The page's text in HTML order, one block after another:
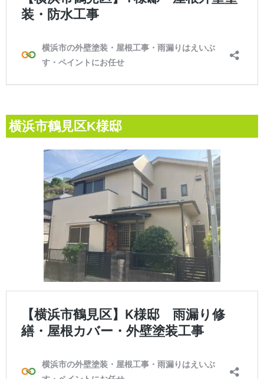
横浜市鶴見区K様邸